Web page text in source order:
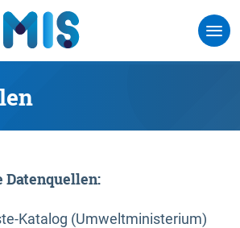
Datenquellen:
Katalog (Umweltministerium)